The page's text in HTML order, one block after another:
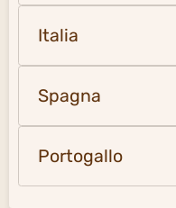
Italia
Spagna
Portogallo